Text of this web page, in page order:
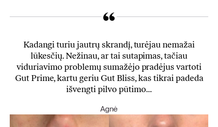
Kadangi turiu jautrų skrandį, turėjau nemažai
lūkesčių. Nežinau, ar tai sutapimas, tačiau
viduriavimo problemų sumažėjo pradėjus vartoti
Gut Prime, kartu geriu Gut Bliss, kas tikrai padeda
išvengti pilvo pūtimo...
Agnė